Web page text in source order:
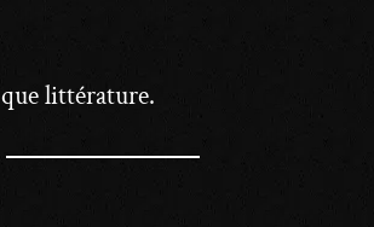
que littérature.